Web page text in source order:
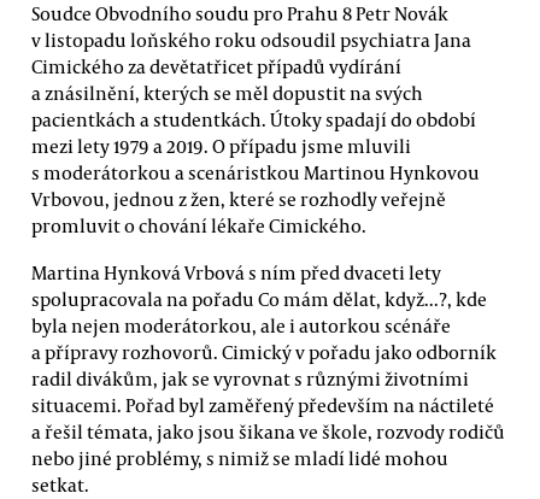
Soudce Obvodního soudu pro Prahu 8 Petr Novák
v listopadu loňského roku odsoudil psychiatra Jana
Cimického za devětatřicet případů vydírání
a znásilnění, kterých se měl dopustit na svých
pacientkách a studentkách. Útoky spadají do období
mezi lety 1979 a 2019. O případu jsme mluvili
s moderátorkou a scenáristkou Martinou Hynkovou
Vrbovou, jednou z žen, které se rozhodly veřejně
promluvit o chování lékaře Cimického.
Martina Hynková Vrbová s ním před dvaceti lety
spolupracovala na pořadu Co mám dělat, když...?, kde
byla nejen moderátorkou, ale i autorkou scénáře
a přípravy rozhovorů. Cimický v pořadu jako odborník
radil divákům, jak se vyrovnat s různými životními
situacemi. Pořad byl zaměřený především na náctileté
a řešil témata, jako jsou šikana ve škole, rozvody rodičů
nebo jiné problémy, s nimiž se mladí lidé mohou
setkat.